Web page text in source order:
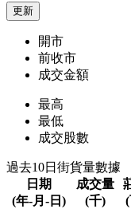
更新
開市
前收市
成交金額
最高
最低
成交股數
過去10日街貨量數據
日期
(年-月-日)
成交量
(千)